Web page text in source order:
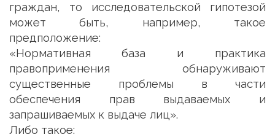
граждан, то исследовательской гипотезой
может быть, например, такое
предположение:
«Нормативная база и практика
правоприменения обнаруживают
существенные проблемы в части
обеспечения прав выдаваемых и
запрашиваемых к выдаче лиц».
Либо такое: